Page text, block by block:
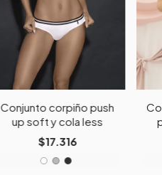
Conjunto corpiño push
up soft y cola less
$17.316